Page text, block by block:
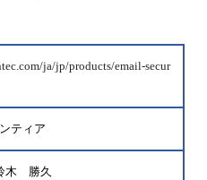
ja/jp/products/email-secur
ティア
木 勝久